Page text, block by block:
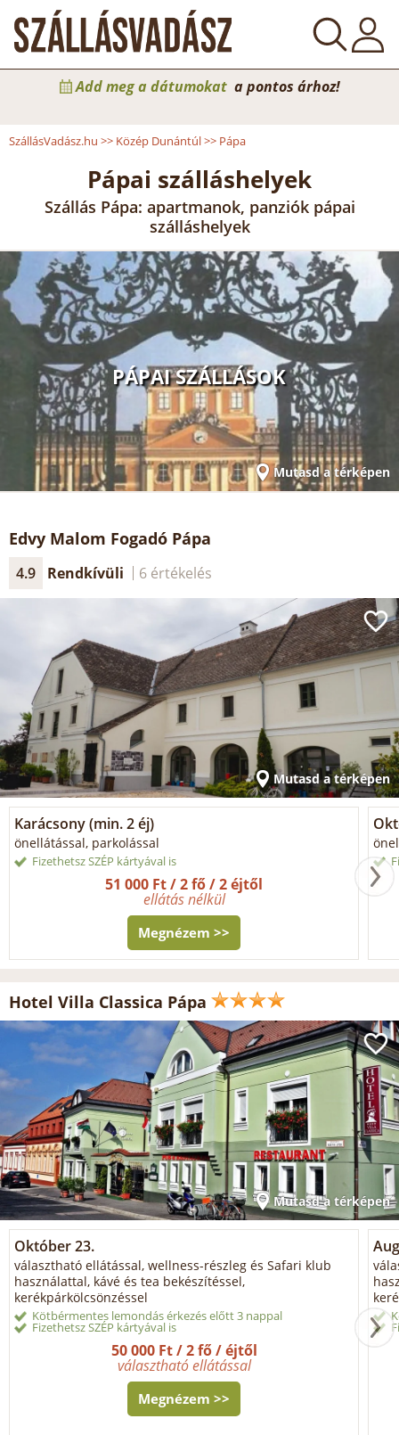
Add meg a dátumokat a pontos árhoz!
SzállásVadász.hu >> Közép Dunántúl>> Pápa
Pápai szálláshelyek
Szállás Pápa: apartmanok, panziók pápai
szálláshelyek
PÁPAI SZÁLLÁSOK
Mutasd a térképen
Edvy Malom Fogadó Pápa
4.9 Rendkívüli 6 értékelés
Mutasd a térképen
Karácsony (min. 2 éj)
önellátással, parkolással
Fizethetsz SZÉP kártyával is
51 000 Ft / 2 fő / 2 éjtől
ellátás nélkül
Megnézem >>
Hotel Villa Classica Pápa
Mutasd a térképen
Október 23.
választható ellátással, wellness-részleg és Safari klub
használattal, kávé és tea bekészítéssel,
kerékpárkölcsönzéssel
Kötbérmentes lemondás érkezés előtt 3 nappal
Fizethetsz SZÉP kártyával is
50 000 Ft / 2 fő / éjtől
választható ellátással
Megnézem >>